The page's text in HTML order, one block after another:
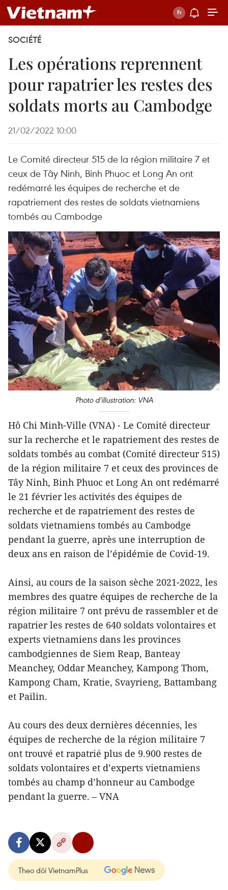
SOCIÉTÉ
Les opérations reprennent
pour rapatrier les restes des
soldats morts au Cambodge
21/02/2022 10:00
Le Comité directeur 515 de la région militaire 7 et
ceux de Tây Ninh, Binh Phuoc et Long An ont
redémarré les équipes de recherche et de
rapatriement des restes de soldats vietnamiens
tombés au Cambodge
Photo d'illustration: VNA
Hô Chi Minh-Ville (VNA) - Le Comité directeur
sur la recherche et le rapatriement des restes de
soldats tombés au combat (Comité directeur 515)
de la région militaire 7 et ceux des provinces de
Tây Ninh, Binh Phuoc et Long An ont redémarré
le 21 février les activités des équipes de
recherche et de rapatriement des restes de
soldats vietnamiens tombés au Cambodge
pendant la guerre, après une interruption de
deux ans en raison de l’épidémie de Covid-19.
Ainsi, au cours de la saison sèche 2021-2022, les
membres des quatre équipes de recherche de la
région militaire 7 ont prévu de rassembler et de
rapatrier les restes de 640 soldats volontaires et
experts vietnamiens dans les provinces
cambodgiennes de Siem Reap, Banteay
Meanchey, Oddar Meanchey, Kampong Thom,
Kampong Cham, Kratie, Svayrieng, Battambang
et Pailin.
Au cours des deux dernières décennies, les
équipes de recherche de la région militaire 7
ont trouvé et rapatrié plus de 9.900 restes de
soldats volontaires et d’experts vietnamiens
tombés au champ d’honneur au Cambodge
pendant la guerre. – VNA
Theo dõi VietnamPlus